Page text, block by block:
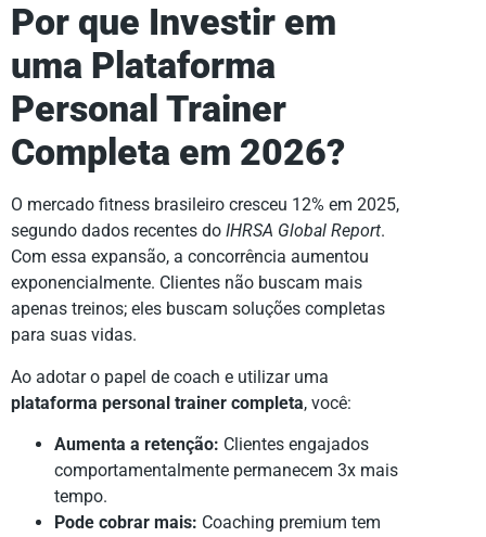
Por que Investir em
uma Plataforma
Personal Trainer
Completa em 2026?
O mercado fitness brasileiro cresceu 12% em 2025,
segundo dados recentes do IHRSA Global Report.
Com essa expansão, a concorrência aumentou
exponencialmente. Clientes não buscam mais
apenas treinos; eles buscam soluções completas
para suas vidas.
Ao adotar o papel de coach e utilizar uma
plataforma personal trainer completa, você:
Aumenta a retenção: Clientes engajados
comportamentalmente permanecem 3x mais
tempo.
Pode cobrar mais: Coaching premium tem